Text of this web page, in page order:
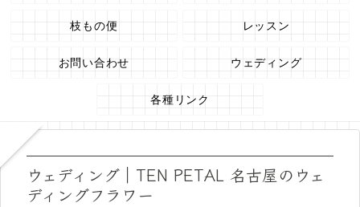
枝もの便 レッスン
お問い合わせ ウェディング
各種リンク
ウェディング｜TEN PETAL 名古屋のウェ
ディングフラワー